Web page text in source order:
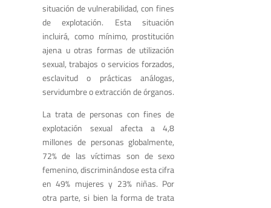
situación de vulnerabilidad, con fines
de explotación. Esta situación
incluirá, como mínimo, prostitución
ajena u otras formas de utilización
sexual, trabajos o servicios forzados,
esclavitud o prácticas análogas,
servidumbre o extracción de órganos.
La trata de personas con fines de
explotación sexual afecta a 4,8
millones de personas globalmente,
72% de las víctimas son de sexo
femenino, discriminándose esta cifra
en 49% mujeres y 23% niñas. Por
otra parte, si bien la forma de trata